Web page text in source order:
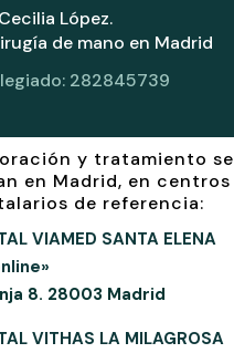
López.
de mano en Madrid
282845739
y tratamiento se
en Madrid, en centros
de referencia:
VIAMED SANTA ELENA
8. 28003 Madrid
VITHAS LA MILAGROSA